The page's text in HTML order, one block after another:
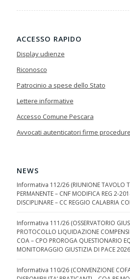
ACCESSO RAPIDO
Display udienze
Riconosco
Patrocinio a spese dello Stato
Lettere informative
Accesso Comune Pescara
Avvocati autenticatori firme
NEWS
Informativa 112/26 (RIUNIONE TAVOLO
PERMANENTE – CNF MODIFICA REG 2-
DISCIPLINARE – CC REGGIO CALABRIA
Informativa 111/26 (OSSERVATORIO
PROTOCOLLO LIQUIDAZIONE
COA – CPO PROROGA QUESTIONARIO
MONITORAGGIO GIUSTIZIA DI PACE
Informativa 110/26 (CONVENZIONE